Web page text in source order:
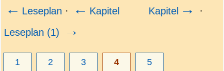
← Leseplan · ← Kapitel Kapitel →
·
Leseplan (1)
→
1 2 3 4 5